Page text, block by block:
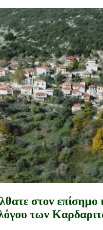
στον επίσημο
των